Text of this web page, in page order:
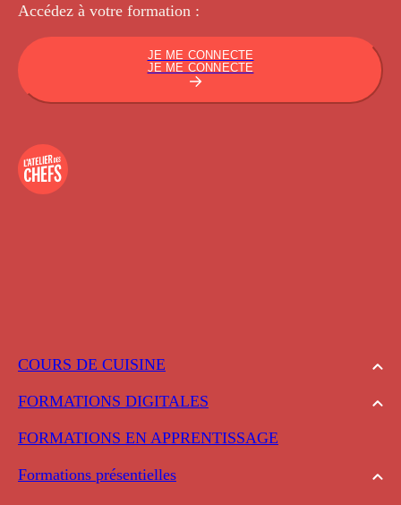
COURS DE CUISINE
FORMATIONS DIGITALES
FORMATIONS EN APPRENTISSAGE
Formations présentielles
Accédez à votre formation :
JE ME CONNECTE
JE ME CONNECTE